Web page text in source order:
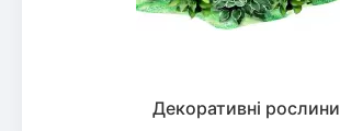
Декоративні рослини